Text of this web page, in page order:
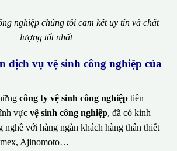
nghiệp chúng tôi cam kết uy tín và chất
lượng tốt nhất
dịch vụ vệ sinh công nghiệp của
công ty vệ sinh công nghiệp tiên
vực vệ sinh công nghiệp, đã có kinh
nghề với hàng ngàn khách hàng thân thiết
Ajinomoto…